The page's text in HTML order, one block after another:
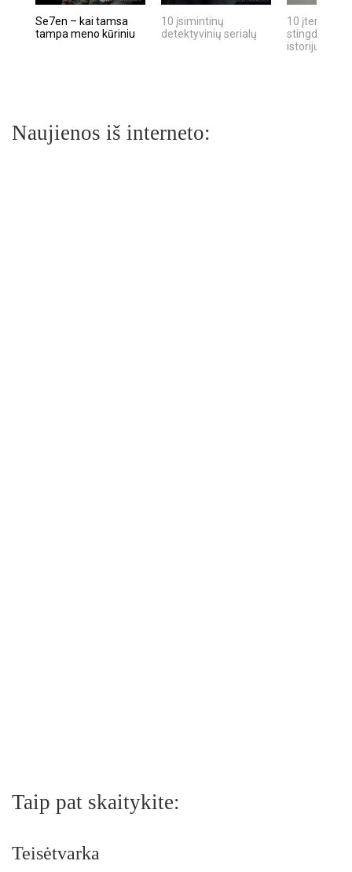
Se7en – kai tamsa
tampa meno kūriniu
10 įsimintinų
detektyvinių serialų
10 įtemptų,
stingdančių
istorijų
Naujienos iš interneto:
Taip pat skaitykite:
Teisėtvarka